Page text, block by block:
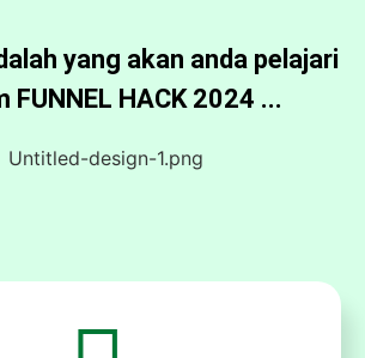
yang akan anda pelajari
FUNNEL HACK 2024 ...